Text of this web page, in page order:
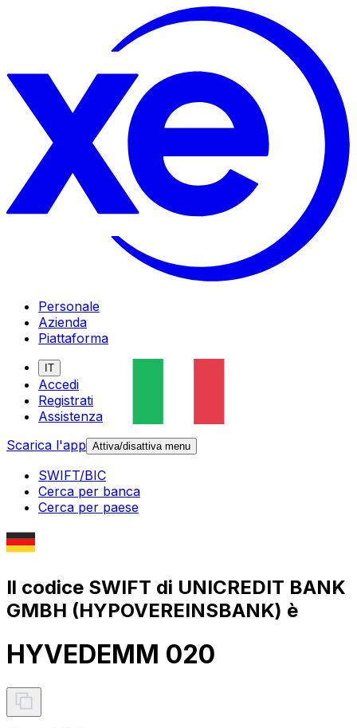
Personale
Azienda
Piattaforma
IT
Accedi
Registrati
Assistenza
Scarica l'app Attiva/disattiva menu
SWIFT/BIC
Cerca per banca
Cerca per paese
Il codice SWIFT di UNICREDIT BANK
GMBH (HYPOVEREINSBANK) è
HYVEDEMM 020